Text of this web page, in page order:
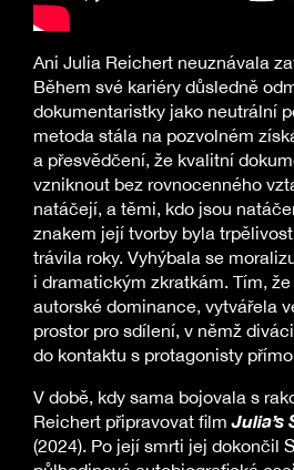
Ani Julia Reichert neuznávala
Během své kariéry důsledně
dokumentaristky jako neutrální
metoda stála na pozvolném
a přesvědčení, že kvalitní
vzniknout bez rovnocenného
natáčejí, a těmi, kdo jsou
znakem její tvorby byla
trávila roky. Vyhýbala se
i dramatickým zkratkám. Tím,
autorské dominance, vytvářela
prostor pro sdílení, v němž
do kontaktu s protagonisty
V době, kdy sama bojovala s
Reichert připravovat filmJulia’s
(2024). Po její smrti jej dokončil